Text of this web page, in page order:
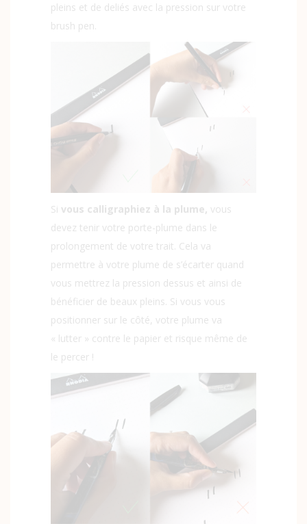
pleins et de deliés avec la pression sur votre
brush pen.
Si vous calligraphiez à la plume, vous
devez tenir votre porte-plume dans le
prolongement de votre trait. Cela va
permettre à votre plume de s’écarter quand
vous mettrez la pression dessus et ainsi de
bénéficier de beaux pleins. Si vous vous
positionner sur le côté, votre plume va
« lutter » contre le papier et risque même de
le percer !